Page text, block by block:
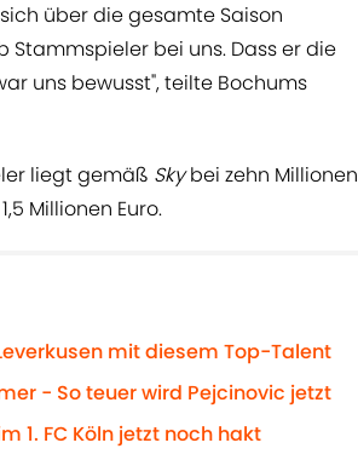
über die gesamte Saison
bei uns. Dass er die
uns bewusst", teilte Bochums
liegt gemäß Skybei zehn Millionen
Millionen Euro.
mit diesem Top-Talent
- So teuer wird Pejcinovic jetzt
1. FC Köln jetzt noch hakt